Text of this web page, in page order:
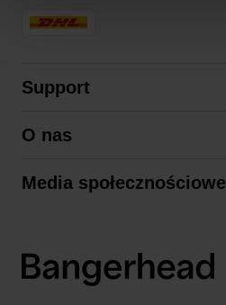
Support
Regulamin zakupów
O nas
Zrównoważony rozwój
Media społecznościowe
LinkedIn